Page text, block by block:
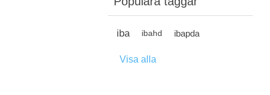
iba ibahd ibapda
Visa alla